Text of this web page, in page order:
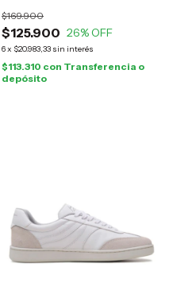
$125.900
$169.900
26% OFF
6x $20.983,33 sin interés
$113.310 con Transferencia o
depósito